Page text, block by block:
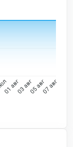
01 авг03 авг05 авг07 авг